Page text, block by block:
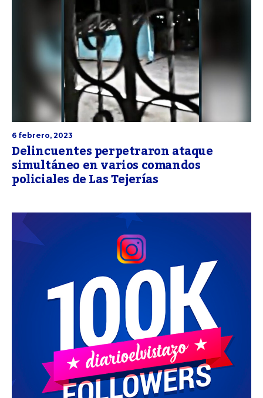
6 febrero, 2023
Delincuentes perpetraron ataque
simultáneo en varios comandos
policiales de Las Tejerías